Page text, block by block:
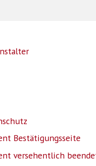
Bestätigungsseite
versehentlich